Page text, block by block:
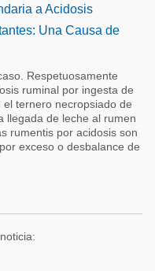
a Acidosis
Una Causa de
Respetuosamente
ruminal por ingesta de
ternero necropsiado de
llegada de leche al rumen
rumentis por acidosis son
exceso o desbalance de